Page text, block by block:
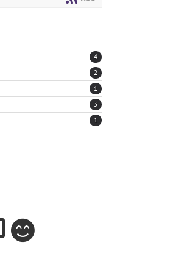
4
2
1
3
1